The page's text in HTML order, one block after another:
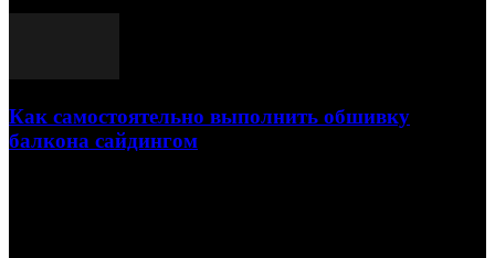
Как самостоятельно выполнить обшивку
балкона сайдингом